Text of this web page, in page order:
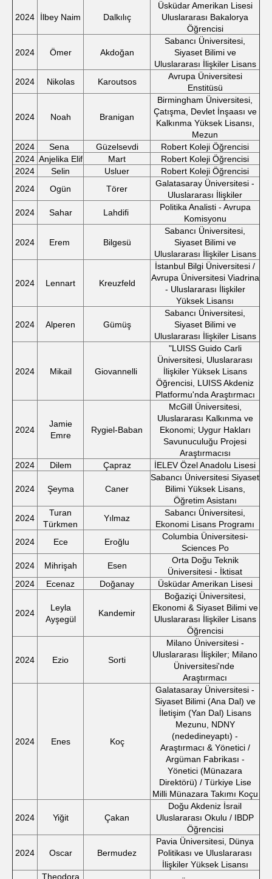
2024 İlbey Naim Dalkılıç
Üsküdar Amerikan Lisesi
Uluslararası Bakalorya
Öğrencisi
2024 Ömer Akdoğan
Sabancı Üniversitesi,
Siyaset Bilimi ve
Uluslararası İlişkiler Lisans
2024
Nikolas Karoutsos
Avrupa Üniversitesi
Enstitüsü
2024 Noah Branigan
Birmingham Üniversitesi,
Çatışma, Devlet İnşaası ve
Kalkınma Yüksek Lisansı,
Mezun
2024
Sena Güzelsevdi
Robert Koleji Öğrencisi
2024 Anjelika Elif Mart
Robert Koleji Öğrencisi
2024
Selin Usluer
Robert Koleji Öğrencisi
2024
Ogün Törer
Galatasaray Üniversitesi -
Uluslararası İlişkiler
2024
Sahar Lahdifi
Politika Analisti - Avrupa
Komisyonu
2024 Erem Bilgesü
Sabancı Üniversitesi,
Siyaset Bilimi ve
Uluslararası İlişkiler Lisans
2024 Lennart Kreuzfeld
İstanbul Bilgi Üniversitesi /
Avrupa Üniversitesi Viadrina
- Uluslararası İlişkiler
Yüksek Lisansı
2024 Alperen Gümüş
Sabancı Üniversitesi,
Siyaset Bilimi ve
Uluslararası İlişkiler Lisans
2024 Mikail Giovannelli
"LUISS Guido Carli
Üniversitesi, Uluslararası
İlişkiler Yüksek Lisans
Öğrencisi, LUISS Akdeniz
Platformu'nda Araştırmacı
2024
Jamie
Emre
Rygiel-Baban
McGill Üniversitesi,
Uluslararası Kalkınma ve
Ekonomi; Uygur Hakları
Savunuculuğu Projesi
Araştırmacısı
2024
Dilem Çapraz İELEV Özel Anadolu Lisesi
2024 Şeyma Caner
Sabancı Üniversitesi Siyaset
Bilimi Yüksek Lisans,
Öğretim Asistanı
2024
Turan
Türkmen
Yılmaz
Sabancı Üniversitesi,
Ekonomi Lisans Programı
2024
Ece Eroğlu
Columbia Üniversitesi-
Sciences Po
2024
Mihrişah Esen
Orta Doğu Teknik
Üniversitesi - İktisat
2024
Ecenaz Doğanay Üsküdar Amerikan Lisesi
2024
Leyla
Ayşegül
Kandemir
Boğaziçi Üniversitesi,
Ekonomi & Siyaset Bilimi ve
Uluslararası İlişkiler Lisans
Öğrencisi
2024 Ezio Sorti
Milano Üniversitesi -
Uluslararası İlişkiler; Milano
Üniversitesi'nde
Araştırmacı
2024 Enes Koç
Galatasaray Üniversitesi -
Siyaset Bilimi (Ana Dal) ve
İletişim (Yan Dal) Lisans
Mezunu, NDNY
(nededineyaptı) -
Araştırmacı & Yönetici /
Argüman Fabrikası -
Yönetici (Münazara
Direktörü) / Türkiye Lise
Milli Münazara Takımı Koçu
2024 Yiğit Çakan
Doğu Akdeniz İsrail
Uluslararası Okulu / IBDP
Öğrencisi
2024 Oscar Bermudez
Pavia Üniversitesi, Dünya
Politikası ve Uluslararası
İlişkiler Yüksek Lisansı
Theodora